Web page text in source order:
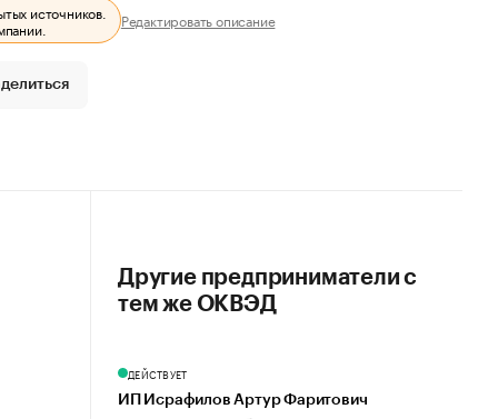
источников.
Редактировать описание
Другие предприниматели с
тем же ОКВЭД
ДЕЙСТВУЕТ
ИП Исрафилов Артур Фаритович